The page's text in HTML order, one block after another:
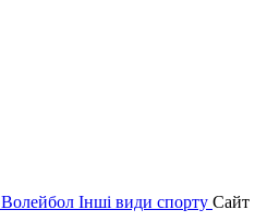
Волейбол Інші види спорту Сайт